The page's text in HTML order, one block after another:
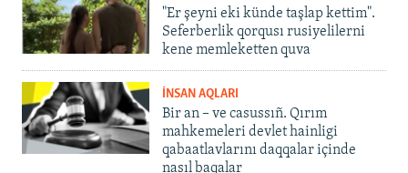
"Er şeyni eki künde taşlap kettim".
Seferberlik qorqusı rusiyelilerni
kene memleketten quva
İNSAN AQLARI
Bir an – ve casussıñ. Qırım
mahkemeleri devlet hainligi
qabaatlavlarını daqqalar içinde
nasıl baqalar